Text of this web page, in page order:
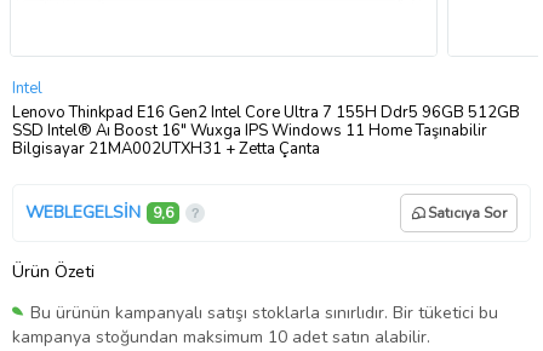
Intel
Lenovo Thinkpad E16 Gen2 Intel Core Ultra 7 155H Ddr5 96GB 512GB
SSD Intel® Aı Boost 16" Wuxga IPS Windows 11 Home Taşınabilir
Bilgisayar 21MA002UTXH31 + Zetta Çanta
WEBLEGELSİN 9,6 Satıcıya Sor
Ürün Özeti
Bu ürünün kampanyalı satışı stoklarla sınırlıdır. Bir tüketici bu
kampanya stoğundan maksimum 10 adet satın alabilir.